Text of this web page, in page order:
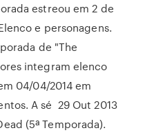
estreou em 2 de
e personagens.
de "The
integram elenco
04/04/2014 em
A sé 29 Out 2013
(5ª Temporada).